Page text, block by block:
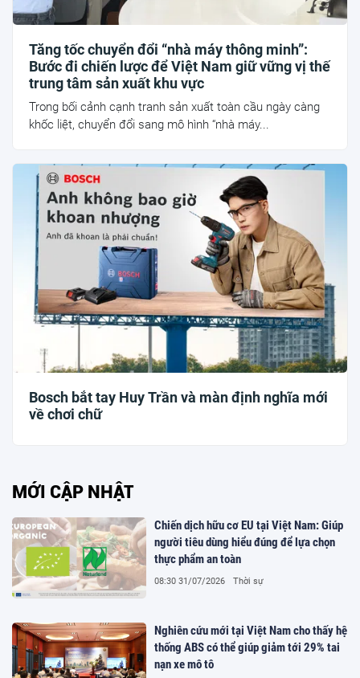
Tăng tốc chuyển đổi “nhà máy thông minh”:
Bước đi chiến lược để Việt Nam giữ vững vị thế
trung tâm sản xuất khu vực
Trong bối cảnh cạnh tranh sản xuất toàn cầu ngày càng
khốc liệt, chuyển đổi sang mô hình “nhà máy...
Bosch bắt tay Huy Trần và màn định nghĩa mới
về chơi chữ
MỚI CẬP NHẬT
Chiến dịch hữu cơ EU tại Việt Nam: Giúp
người tiêu dùng hiểu đúng để lựa chọn
thực phẩm an toàn
08:30 31/07/2026 Thời sự
Nghiên cứu mới tại Việt Nam cho thấy hệ
thống ABS có thể giúp giảm tới 29% tai
nạn xe mô tô